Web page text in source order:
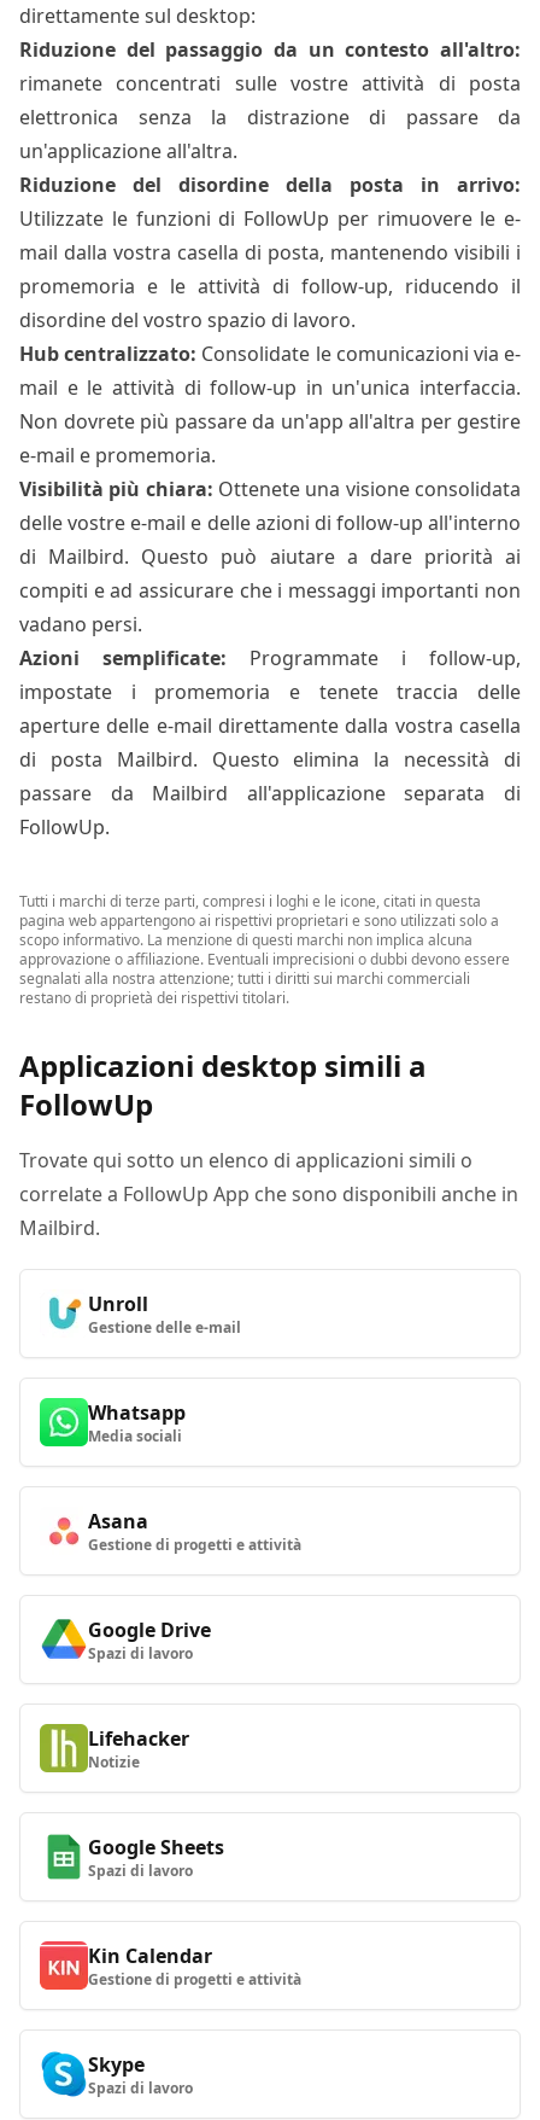
direttamente sul desktop:
Riduzione del passaggio da un contesto all'altro:
rimanete concentrati sulle vostre attività di posta
elettronica senza la distrazione di passare da
un'applicazione all'altra.
Riduzione del disordine della posta in arrivo:
Utilizzate le funzioni di FollowUp per rimuovere le e-
mail dalla vostra casella di posta, mantenendo visibili i
promemoria e le attività di follow-up, riducendo il
disordine del vostro spazio di lavoro.
Hub centralizzato: Consolidate le comunicazioni via e-
mail e le attività di follow-up in un'unica interfaccia.
Non dovrete più passare da un'app all'altra per gestire
e-mail e promemoria.
Visibilità più chiara: Ottenete una visione consolidata
delle vostre e-mail e delle azioni di follow-up all'interno
di Mailbird. Questo può aiutare a dare priorità ai
compiti e ad assicurare che i messaggi importanti non
vadano persi.
Azioni semplificate: Programmate i follow-up,
impostate i promemoria e tenete traccia delle
aperture delle e-mail direttamente dalla vostra casella
di posta Mailbird. Questo elimina la necessità di
passare da Mailbird all'applicazione separata di
FollowUp.
Tutti i marchi di terze parti, compresi i loghi e le icone, citati in questa
pagina web appartengono ai rispettivi proprietari e sono utilizzati solo a
scopo informativo. La menzione di questi marchi non implica alcuna
approvazione o affiliazione. Eventuali imprecisioni o dubbi devono essere
segnalati alla nostra attenzione; tutti i diritti sui marchi commerciali
restano di proprietà dei rispettivi titolari.
Applicazioni desktop simili a
FollowUp
Trovate qui sotto un elenco di applicazioni simili o
correlate a FollowUp App che sono disponibili anche in
Mailbird.
Unroll
Gestione delle e-mail
Whatsapp
Media sociali
Asana
Gestione di progetti e attività
Google Drive
Spazi di lavoro
Lifehacker
Notizie
Google Sheets
Spazi di lavoro
Kin Calendar
Gestione di progetti e attività
Skype
Spazi di lavoro